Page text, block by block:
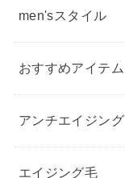
men'sスタイル
おすすめアイテム
アンチエイジング
エイジング毛